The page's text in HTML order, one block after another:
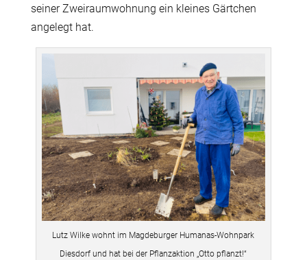
seiner Zweiraumwohnung ein kleines Gärtchen
angelegt hat.
Lutz Wilke wohnt im Magdeburger Humanas-Wohnpark
Diesdorf und hat bei der Pflanzaktion „Otto pflanzt!“